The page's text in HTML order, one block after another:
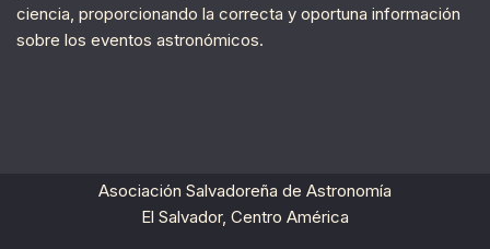
ciencia, proporcionando la correcta y oportuna información
sobre los eventos astronómicos.
Asociación Salvadoreña de Astronomía
El Salvador, Centro América